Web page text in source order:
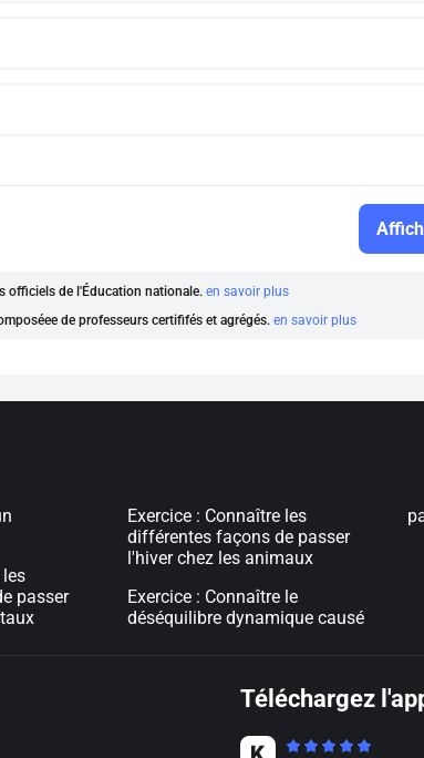
officiels de l'Éducation nationale. en savoir plus
de professeurs certififés et agrégés. en savoir plus
les
passer
Exercice : Connaître les
différentes façons de passer
l'hiver chez les animaux
Exercice : Connaître le
déséquilibre dynamique causé
Téléchargez